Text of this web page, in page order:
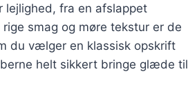
lejlighed, fra en afslappet
smag og møre tekstur er de
du vælger en klassisk opskrift
helt sikkert bringe glæde til